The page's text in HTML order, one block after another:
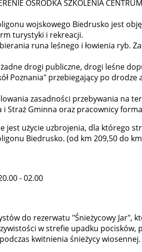
OŚRODKA SZKOLENIA
wojskowego Biedrusko jest
turystyki i rekreacji.
runa leśnego i łowienia ryb.
drogi publiczne, drogi leśne
Poznania" przebiegający po
zasadności przebywania na
i Straż Gminna oraz pracownicy
jest użycie uzbrojenia, dla którego
Biedrusko. (od km 209,50 do
- 02.00
do rezerwatu "Śnieżycowy
w strefie upadku
kwitnienia śnieżycy